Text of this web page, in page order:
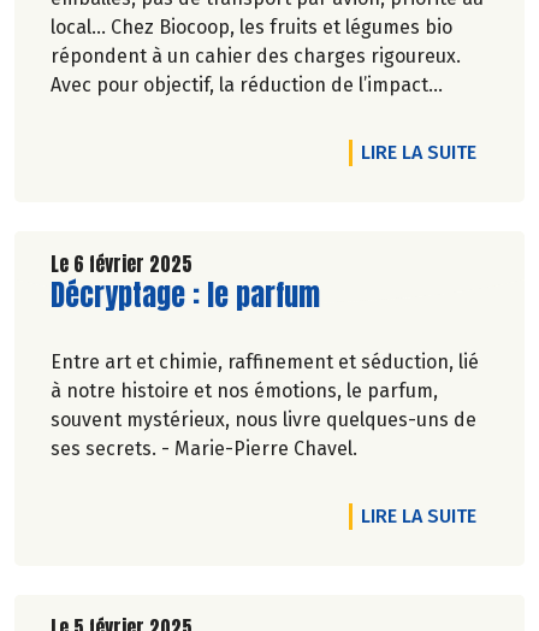
local… Chez Biocoop, les fruits et légumes bio
répondent à un cahier des charges rigoureux.
Avec pour objectif, la réduction de l’impact
l’environnement. Parce que manger des produits
de qualité rime avec respect de la saisonnalité,
Découvrez celui de Mars 2025 !
LIRE LA SUITEDE
Le 6 février 2025
Lire la suite de l'article
Décryptage : le parfum
Entre art et chimie, raffinement et séduction, lié
à notre histoire et nos émotions, le parfum,
souvent mystérieux, nous livre quelques-uns de
ses secrets. - Marie-Pierre Chavel.
LIRE LA SUITEDE